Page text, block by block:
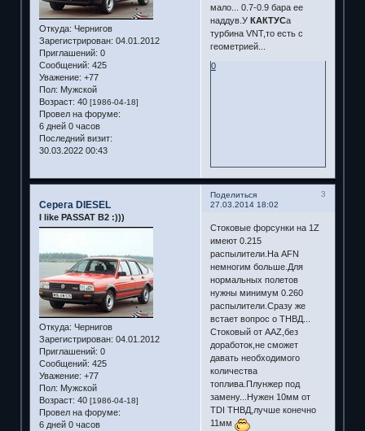
Откуда: Чернигов
Зарегистрирован: 04.01.2012
Приглашений: 0
Сообщений: 425
Уважение: +77
Пол: Мужской
Возраст: 40 [1986-04-18]
Провел на форуме:
6 дней 0 часов
Последний визит:
30.03.2022 00:43
мало... 0.7-0.9 бара ее
наддув.У КАКТУСа
турбина VNT,то есть с
геометрией...
0
Поделиться
3
27.03.2014 18:02
Серега DIESEL
I like PASSAT B2 :)))
Откуда: Чернигов
Зарегистрирован: 04.01.2012
Приглашений: 0
Сообщений: 425
Уважение: +77
Пол: Мужской
Возраст: 40 [1986-04-18]
Провел на форуме:
6 дней 0 часов
Стоковые форсунки на 1Z
имеют 0.215
распылители.На AFN
немногим больше.Для
нормальных полетов
нужны минимум 0.260
распылители.Сразу же
встает вопрос о ТНВД...
Стоковый от AAZ,без
доработок,не сможет
давать необходимого
количества
топлива.Плунжер под
замену...Нужен 10мм от
TDI ТНВД,лучше конечно
11мм